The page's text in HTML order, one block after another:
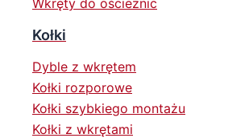
Kołki
Dyble z wkrętem
Kołki rozporowe
Kołki szybkiego montażu
Kołki z wkrętami